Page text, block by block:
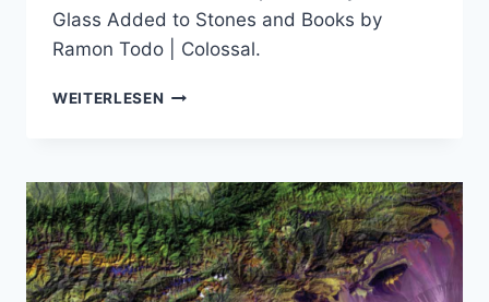
Glass Added to Stones and Books by
Ramon Todo | Colossal.
WEITERLESEN EINFACH